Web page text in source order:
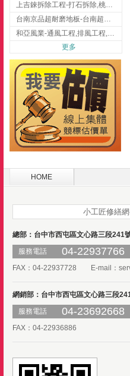
上吉錸拆除工程-打石拆除,桃園打石拆除,桃園拆除工程
台南京品超耐磨地板-台南超耐磨地板
和亞風業-通風工程,排風工程,彰化通風工程,彰化排風工程
更多
HOME
小工匠修繕
總部：台中市西屯區文心路三段241
服務電話
04-22937766
FAX：04-22937728 E-mail：
網銷部：台中市西屯區文心路三段
服務電話
04-23692668
FAX：04-22936886